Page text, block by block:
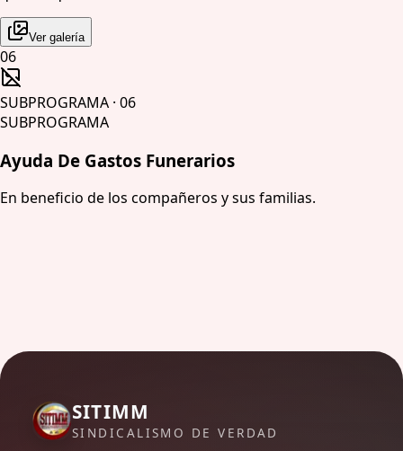
Ver galería
06
SUBPROGRAMA · 06
SUBPROGRAMA
Ayuda De Gastos Funerarios
En beneficio de los compañeros y sus familias.
SITIMM
SINDICALISMO DE VERDAD